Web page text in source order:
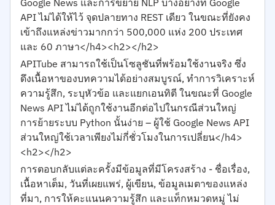
API ไม่ได้ให้ไว้ จุดปลายทาง REST เดียว ในขณะที่ยังคง
เข้าถึงแหล่งข่าวมากกว่า 500,000 แห่ง 200 ประเทศ
และ 60 ภาษา</h4><h2></h2>
APITube สามารถใช้เป็นโซลูชันที่พร้อมใช้งานจริง ซึ่ง
ดึงเนื้อหาของบทความได้อย่างสมบูรณ์, ทำการวิเคราะห์
ความรู้สึก, ระบุหัวข้อ และแยกเอนทิตี ในขณะที่ Google
News API ไม่ได้ถูกใช้งานอีกต่อไปในกรณีส่วนใหญ่
การย้ายระบบ Python นั้นง่าย – ผู้ใช้ Google News API
ส่วนใหญ่ใช้เวลาเพียงไม่กี่ชั่วโมงในการเปลี่ยน</h4>
<h2></h2>
การตอบกลับแต่ละครั้งมีข้อมูลที่มีโครงสร้าง - ชื่อเรื่อง,
เนื้อหาเต็ม, วันที่เผยแพร่, ผู้เขียน, ข้อมูลเมตาของแหล่ง
ที่มา, การให้คะแนนความรู้สึก และแท็กหมวดหมู่ ไม่